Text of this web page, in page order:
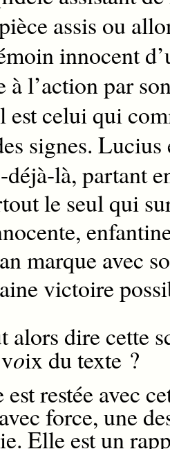
assis ou
innocent
à l’action par
est celui qui
signes. Lucius
là, partant
le seul qui
marque avec
victoire
alors dire cette
oix du texte ?
restée avec
force, une
Elle est un